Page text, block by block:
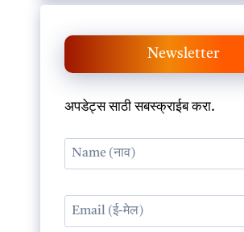
Newsletter
अपडेट्स साठी सबस्क्राईब करा.